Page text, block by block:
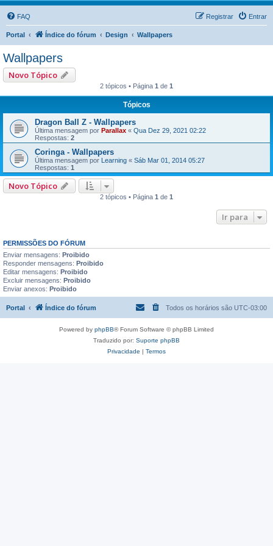
FAQ Entrar
Registrar
Portal Índice do fórum Design Wallpapers
Wallpapers
Novo Tópico
2 tópicos • Página 1 de 1
Tópicos
Dragon Ball Z - Wallpapers
Última mensagem por Parallax « Qua Dez 29, 2021 02:22
Respostas: 2
Coringa - Wallpapers
Última mensagem por Learning « Sáb Mar 01, 2014 05:27
Respostas: 1
Novo Tópico
2 tópicos • Página 1 de 1
Ir para
PERMISSÕES DO FÓRUM
Enviar mensagens: Proibido
Responder mensagens: Proibido
Editar mensagens: Proibido
Excluir mensagens: Proibido
Enviar anexos: Proibido
Portal Índice do fórum Todos os horários são UTC-03:00
Powered by phpBB® Forum Software © phpBB Limited
Traduzido por: Suporte phpBB
Privacidade | Termos